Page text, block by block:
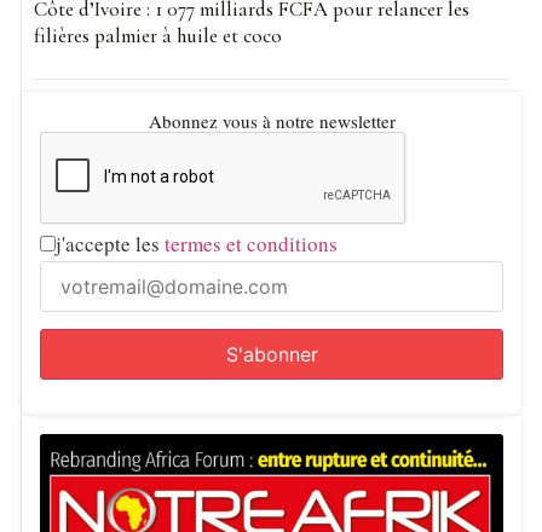
Côte d’Ivoire : 1 077 milliards FCFA pour relancer les
filières palmier à huile et coco
Abonnez vous à notre newsletter
j'accepte les termes et conditions